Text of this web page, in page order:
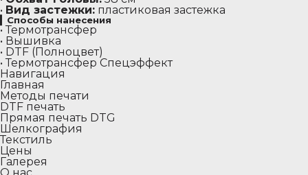
• Вид застежки: пластиковая застежка
Способы нанесения
• Термотрансфер
• Вышивка
• DTF (Полноцвет)
• Термотрансфер Спецэффект
Навигация
Главная
Методы печати
DTF печать
Прямая печать DTG
Шелкография
Текстиль
Цены
Галерея